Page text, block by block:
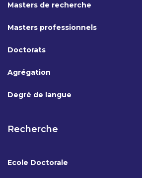
Masters de recherche
Masters professionnels
Doctorats
Agrégation
Degré de langue
Recherche
Ecole Doctorale